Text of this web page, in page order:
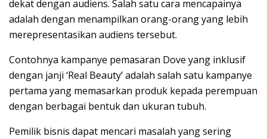
dekat dengan audiens. Salah satu cara mencapainya
adalah dengan menampilkan orang-orang yang lebih
merepresentasikan audiens tersebut.
Contohnya kampanye pemasaran Dove yang inklusif
dengan janji ‘Real Beauty’ adalah salah satu kampanye
pertama yang memasarkan produk kepada perempuan
dengan berbagai bentuk dan ukuran tubuh.
Pemilik bisnis dapat mencari masalah yang sering